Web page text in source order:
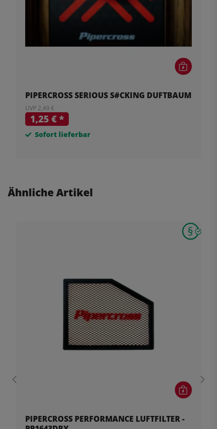
PIPERCROSS SERIOUS S#CKING DUFTBAUM
UVP 2,49 €
1,25 €*
Sofort lieferbar
Ähnliche Artikel
PIPERCROSS PERFORMANCE LUFTFILTER -